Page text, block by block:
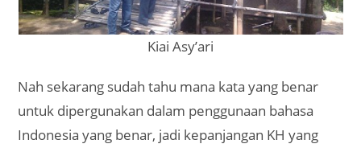
Kiai Asy’ari
Nah sekarang sudah tahu mana kata yang benar
untuk dipergunakan dalam penggunaan bahasa
Indonesia yang benar, jadi kepanjangan KH yang